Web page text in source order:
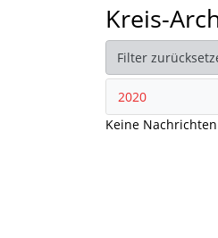
Kreis-
Filter
2020
Keine